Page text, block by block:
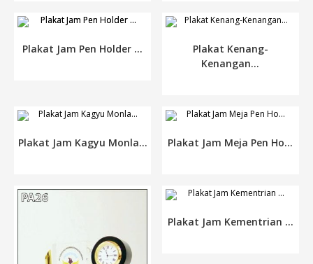
Plakat Jam Pen Holder ...
Plakat Kenang-
Kenangan...
Plakat Jam Kagyu Monla... Plakat Jam Meja Pen Ho...
Plakat Jam Kementrian ...